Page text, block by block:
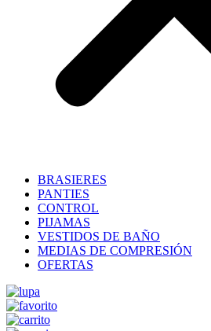
BRASIERES
PANTIES
CONTROL
PIJAMAS
VESTIDOS DE BAÑO
MEDIAS DE COMPRESIÓN
OFERTAS